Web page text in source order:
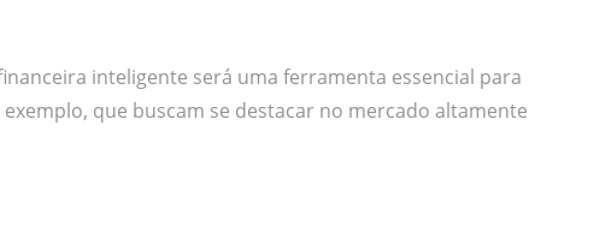
inteligente será uma ferramenta essencial para
que buscam se destacar no mercado altamente